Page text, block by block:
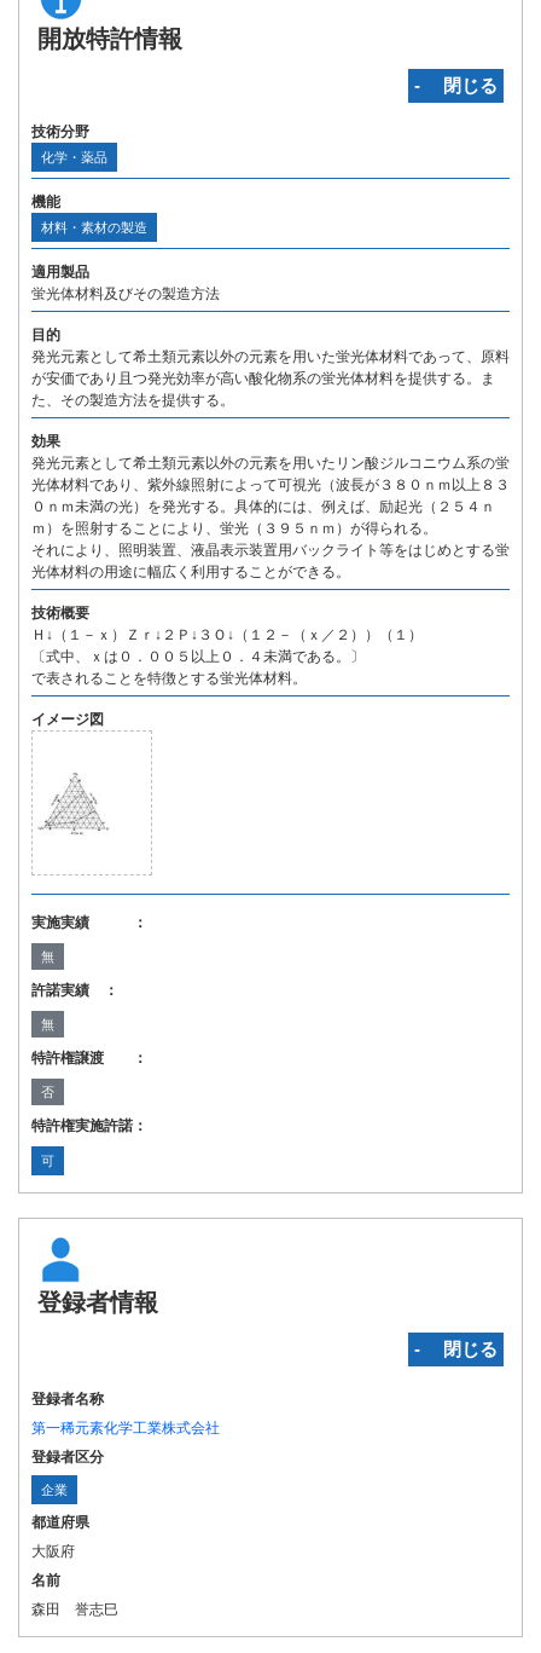
開放特許情報
‐ 閉じる
技術分野
化学・薬品
機能
材料・素材の製造
適用製品
蛍光体材料及びその製造方法
目的
発光元素として希土類元素以外の元素を用いた蛍光体材料であって、原料
が安価であり且つ発光効率が高い酸化物系の蛍光体材料を提供する。ま
た、その製造方法を提供する。
効果
発光元素として希土類元素以外の元素を用いたリン酸ジルコニウム系の蛍
光体材料であり、紫外線照射によって可視光（波長が３８０ｎｍ以上８３
０ｎｍ未満の光）を発光する。具体的には、例えば、励起光（２５４ｎ
ｍ）を照射することにより、蛍光（３９５ｎｍ）が得られる。
それにより、照明装置、液晶表示装置用バックライト等をはじめとする蛍
光体材料の用途に幅広く利用することができる。
技術概要
Ｈ↓（１－ｘ）Ｚｒ↓２Ｐ↓３Ｏ↓（１２－（ｘ／２））（１）
〔式中、ｘは０．００５以上０．４未満である。〕
で表されることを特徴とする蛍光体材料。
イメージ図
実施実績 ：
無
許諾実績 ：
無
特許権譲渡 ：
否
特許権実施許諾：
可
登録者情報
‐ 閉じる
登録者名称
第一稀元素化学工業株式会社
登録者区分
企業
都道府県
大阪府
名前
森田 誉志巳